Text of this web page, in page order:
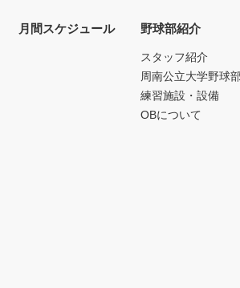
月間スケジュール 野球部紹介
スタッフ紹介
周南公立大学野球
練習施設・設備
OBについて